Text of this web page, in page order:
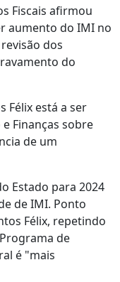
Fiscais afirmou
aumento do IMI no
dos
do
Félix está a ser
Finanças sobre
de um
Estado para 2024
de IMI. Ponto
Félix, repetindo
de
é "mais